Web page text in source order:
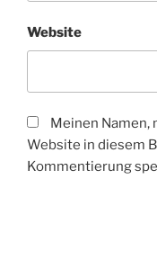
Website
Meinen Namen,
Website in diesem
Kommentierung